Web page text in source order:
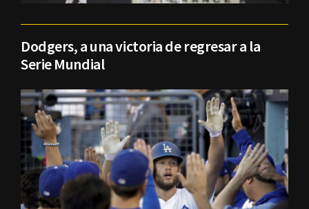
Dodgers, a una victoria de regresar a la
Serie Mundial